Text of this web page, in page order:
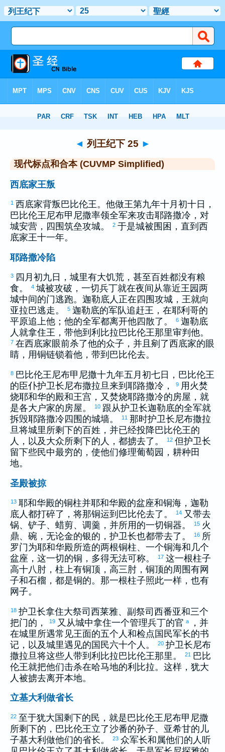
> 列王纪下 25
◄ 列王纪下 25 ►
现代标点和合本 (CUVMP Simplified)
西底家王叛
1 西底家背叛 巴比伦王。他做王第九年十月初十日，
巴比伦王尼布甲尼撒率领全军来攻击耶路撒冷 ，对
城安营，四围筑垒攻城。
2 于是城被围困，直到 西
底家王十一年。
耶路撒冷陷
3 四月初九日，城里有大饥荒，甚至百姓都没有粮
食。
4 城被攻破，一切兵丁就在夜间从靠近王园两
城中间的门逃跑。 迦勒底人正在四围攻城，王就向
亚拉巴逃走。 5 迦勒底的军队追赶王，在耶利哥的
平原追上他；他的全军都离开他四散了。
6 迦勒底
人就拿住王，带他到 利比拉 巴比伦王那里审判他。
7 在西底家眼前杀了他的众子，并且剜了西底家的眼
睛，用铜链锁着他，带到 巴比伦去。
8 巴比伦王尼布甲尼撒十九年五月初七日， 巴比伦王
的臣仆护卫长尼布撒拉旦 来到 耶路撒冷 ， 9 用火焚
烧耶和华的殿和王宫，又焚烧耶路撒冷的房屋，就
是各大户家的房屋。
10 跟从护卫长迦勒底的全军就
拆毁耶路撒冷四围的城墙。 11 那时护卫长尼布撒拉
旦 将城里所剩下的百姓，并已经投降巴比伦王的
人，以及大众所剩下的人，都掳去了。
12 但护卫长
留下些民中最穷的，使他们修理葡萄园，耕种田
地。
圣殿被掠
13 耶和华殿的铜柱并耶和华殿的盆座和铜海， 迦勒
底人都打碎了，将那铜运到 巴比伦去了。 14 又带去
锅、铲子、蜡剪、调羹，并所用的一切铜器。
15 火
鼎、碗，无论金的银的，护卫长也都带去了。
16 所
罗门 为耶和华殿所造的两根铜柱、一个铜海和几个
盆座，这一切的铜，多得无法可称。
17 这一根柱子
高十八肘，柱上有铜顶，高三肘，铜顶的周围有网
子和石榴，都是铜的。那一根柱子照此一样，也有
网子。
18 护卫长拿住大祭司 西莱雅、副祭司 西番亚和三个
把门的，
19 又从城中拿住一个管理兵丁的官 a
，并
在城里所遇常见王面的五个人和检点国民军长的书
记，以及城里遇见的国民六十个人。
20 护卫长尼布
撒拉旦 将这些人带到 利比拉巴比伦王那里。 21 巴比
伦王就把他们击杀在哈马地的利比拉。这样， 犹大
人被掳去离开本地。
立基大利做省长
22 至于犹大国剩下的民，就是巴比伦王尼布甲尼撒
所剩下的， 巴比伦王立了沙番的孙子、 亚希甘的儿
子基大利 做他们的省长。 23 众军长和属他们的人听